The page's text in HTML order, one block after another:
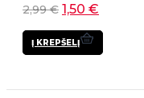
2,99€ 1,50 €
Į KREPŠELĮ